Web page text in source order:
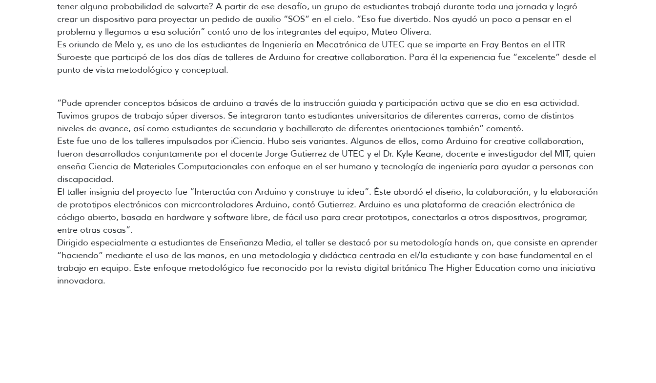
tener alguna probabilidad de salvarte? A partir de ese desafío, un grupo de estudiantes trabajó durante toda una jornada y logró
crear un dispositivo para proyectar un pedido de auxilio “SOS” en el cielo. “Eso fue divertido. Nos ayudó un poco a pensar en el
problema y llegamos a esa solución” contó uno de los integrantes del equipo, Mateo Olivera.
Es oriundo de Melo y, es uno de los estudiantes de Ingeniería en Mecatrónica de UTEC que se imparte en Fray Bentos en el ITR
Suroeste que participó de los dos días de talleres de Arduino for creative collaboration. Para él la experiencia fue “excelente” desde el
punto de vista metodológico y conceptual.
“Pude aprender conceptos básicos de arduino a través de la instrucción guiada y participación activa que se dio en esa actividad.
Tuvimos grupos de trabajo súper diversos. Se integraron tanto estudiantes universitarios de diferentes carreras, como de distintos
niveles de avance, así como estudiantes de secundaria y bachillerato de diferentes orientaciones también” comentó.
Este fue uno de los talleres impulsados por iCiencia. Hubo seis variantes. Algunos de ellos, como Arduino for creative collaboration,
fueron desarrollados conjuntamente por el docente Jorge Gutierrez de UTEC y el Dr. Kyle Keane, docente e investigador del MIT, quien
enseña Ciencia de Materiales Computacionales con enfoque en el ser humano y tecnología de ingeniería para ayudar a personas con
discapacidad.
El taller insignia del proyecto fue “Interactúa con Arduino y construye tu idea”. Éste abordó el diseño, la colaboración, y la elaboración
de prototipos electrónicos con micrcontroladores Arduino, contó Gutierrez. Arduino es una plataforma de creación electrónica de
código abierto, basada en hardware y software libre, de fácil uso para crear prototipos, conectarlos a otros dispositivos, programar,
entre otras cosas”.
Dirigido especialmente a estudiantes de Enseñanza Media, el taller se destacó por su metodología hands on, que consiste en aprender
“haciendo” mediante el uso de las manos, en una metodología y didáctica centrada en el/la estudiante y con base fundamental en el
trabajo en equipo. Este enfoque metodológico fue reconocido por la revista digital británica The Higher Education como una iniciativa
innovadora.